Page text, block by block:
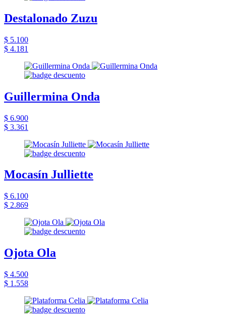
Destalonado Zuzu
$ 5.100
$ 4.181
Guillermina Onda
$ 6.900
$ 3.361
Mocasín Julliette
$ 6.100
$ 2.869
Ojota Ola
$ 4.500
$ 1.558